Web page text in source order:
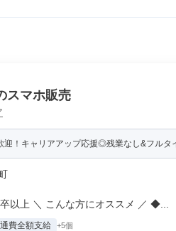
スマホ販売
迎！キャリアアップ応援◎残業なし&フル
以上 ＼ こんな方にオススメ ／ ◆...
費全額支給 +5個